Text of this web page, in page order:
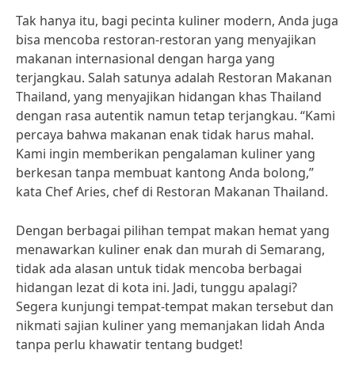
Tak hanya itu, bagi pecinta kuliner modern, Anda juga
bisa mencoba restoran-restoran yang menyajikan
makanan internasional dengan harga yang
terjangkau. Salah satunya adalah Restoran Makanan
Thailand, yang menyajikan hidangan khas Thailand
dengan rasa autentik namun tetap terjangkau. “Kami
percaya bahwa makanan enak tidak harus mahal.
Kami ingin memberikan pengalaman kuliner yang
berkesan tanpa membuat kantong Anda bolong,”
kata Chef Aries, chef di Restoran Makanan Thailand.
Dengan berbagai pilihan tempat makan hemat yang
menawarkan kuliner enak dan murah di Semarang,
tidak ada alasan untuk tidak mencoba berbagai
hidangan lezat di kota ini. Jadi, tunggu apalagi?
Segera kunjungi tempat-tempat makan tersebut dan
nikmati sajian kuliner yang memanjakan lidah Anda
tanpa perlu khawatir tentang budget!